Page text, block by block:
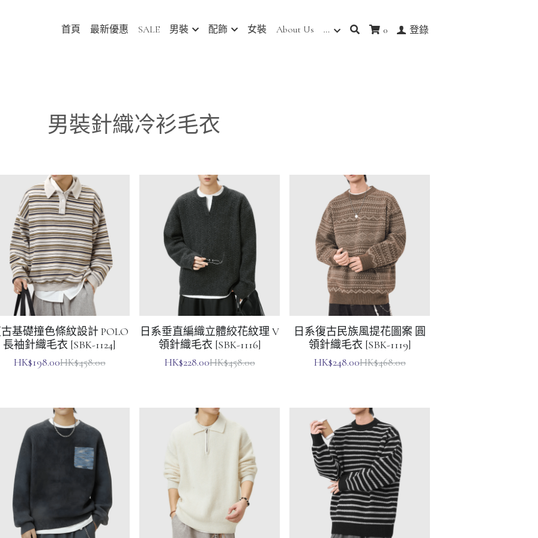
首頁 最新優惠 SALE 男裝 配飾 女裝 About Us … 0 登錄
基礎撞色條紋設計 POLO
長袖針織毛衣 [SBK-1124]
HK$198.00HK$458.00
日系垂直編織立體絞花紋理 V
領針織毛衣 [SBK-1116]
HK$228.00HK$458.00
日系復古民族風提花圖案 圓
領針織毛衣 [SBK-1119]
HK$248.00HK$468.00